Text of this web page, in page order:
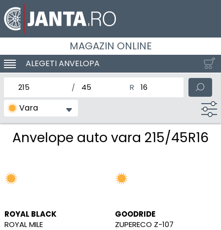
MAGAZIN ONLINE
SCHIMBA NAVIGAREA
ALEGETI ANVELOPA
Vara
latimea nominala a anvelopei
Inaltimea anvelopeiDiametrul nominal al
Anvelope auto vara 215/45R16
ROYAL BLACK
ROYAL MILE
GOODRIDE
ZUPERECO Z-107